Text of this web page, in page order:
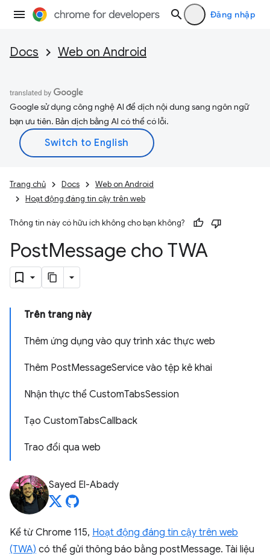
Đăng nhập
Docs Web on Android
Google sử dụng công nghệ AI để dịch nội dung sang ngôn ngữ
bạn ưu tiên. Bản dịch bằng AI có thể có lỗi.
Trang chủ Docs
Web on Android
Hoạt động đáng tin cậy trên web
Thông tin này có hữu ích không cho bạn không?
PostMessage cho TWA
Trên trang này
Thêm ứng dụng vào quy trình xác thực web
Thêm PostMessageService vào tệp kê khai
Nhận thực thể CustomTabsSession
Tạo CustomTabsCallback
Trao đổi qua web
Sayed El-Abady
Kể từ Chrome 115, Hoạt động đáng tin cậy trên web
(TWA) có thể gửi thông báo bằng postMessage. Tài liệu